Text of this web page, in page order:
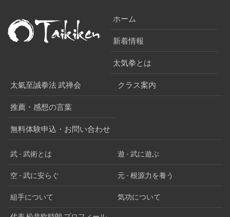
ホーム
新着情報
太気拳とは
太氣至誠拳法 武禅会 クラス案内
推薦・感想の言葉
無料体験申込・お問い合わせ
武 - 武術とは 遊 - 武に遊ぶ
空 - 武に安らぐ 元 - 根源力を養う
組手について 気功について